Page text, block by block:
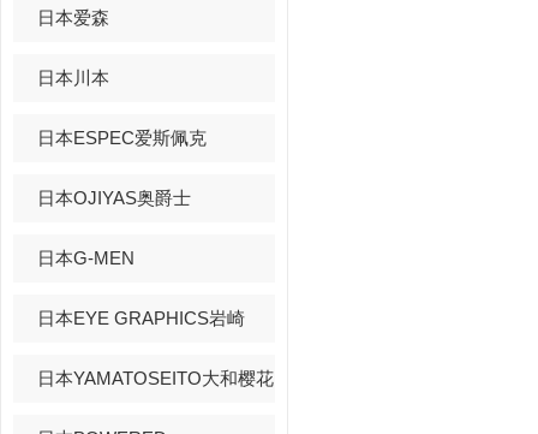
日本爱森
日本川本
日本ESPEC爱斯佩克
日本OJIYAS奥爵士
日本G-MEN
日本EYE GRAPHICS岩崎
日本YAMATOSEITO大和樱花